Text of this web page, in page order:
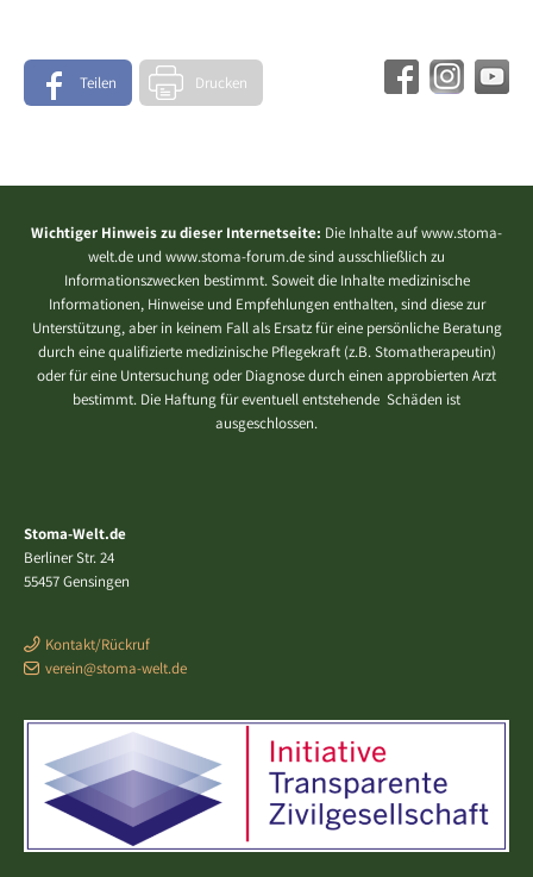
Teilen Drucken
Wichtiger Hinweis zu dieser Internetseite: Die Inhalte auf www.stoma-
welt.de und www.stoma-forum.de sind ausschließlich zu
Informationszwecken bestimmt. Soweit die Inhalte medizinische
Informationen, Hinweise und Empfehlungen enthalten, sind diese zur
Unterstützung, aber in keinem Fall als Ersatz für eine persönliche Beratung
durch eine qualifizierte medizinische Pflegekraft (z.B. Stomatherapeutin)
oder für eine Untersuchung oder Diagnose durch einen approbierten Arzt
bestimmt. Die Haftung für eventuell entstehende Schäden ist
ausgeschlossen.
Stoma-Welt.de
Berliner Str. 24
55457 Gensingen
Kontakt/Rückruf
verein@stoma-welt.de